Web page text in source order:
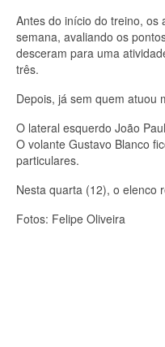
Antes do início do treino, os
semana, avaliando os
desceram para uma
três.
Depois, já sem quem atuou
O lateral esquerdo João
O volante Gustavo Blanco
particulares.
Nesta quarta (12), o elenco
Fotos: Felipe Oliveira